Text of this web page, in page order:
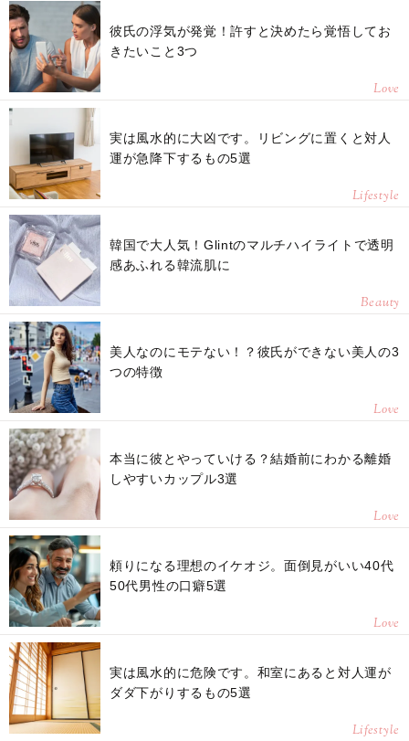
彼氏の浮気が発覚！許すと決めたら覚悟してお
きたいこと3つ
Love
実は風水的に大凶です。リビングに置くと対人
運が急降下するもの5選
Lifestyle
韓国で大人気！Glintのマルチハイライトで透明
感あふれる韓流肌に
Beauty
美人なのにモテない！？彼氏ができない美人の3
つの特徴
Love
本当に彼とやっていける？結婚前にわかる離婚
しやすいカップル3選
Love
頼りになる理想のイケオジ。面倒見がいい40代
50代男性の口癖5選
Love
実は風水的に危険です。和室にあると対人運が
ダダ下がりするもの5選
Lifestyle